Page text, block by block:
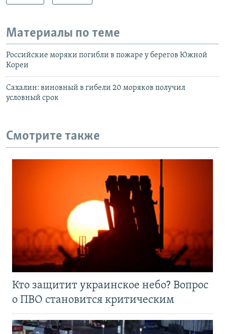
Материалы по теме
Российские моряки погибли в пожаре у берегов Южной
Кореи
Сахалин: виновный в гибели 20 моряков получил
условный срок
Смотрите также
Кто защитит украинское небо? Вопрос
о ПВО становится критическим